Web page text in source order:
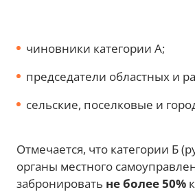
чиновники категории А;
председатели областных и
сельские, поселковые и
Отмечается, что категории Б
органы местного
забронировать не более 50%